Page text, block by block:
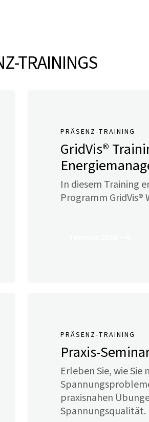
TRAININGS
PRÄSENZ-TRAINING
GridVis®
In diesem Training
Programm GridVis®
PRÄSENZ-TRAINING
Praxis-
Erleben Sie, wie
praxisnahen
Spannungsqualität.